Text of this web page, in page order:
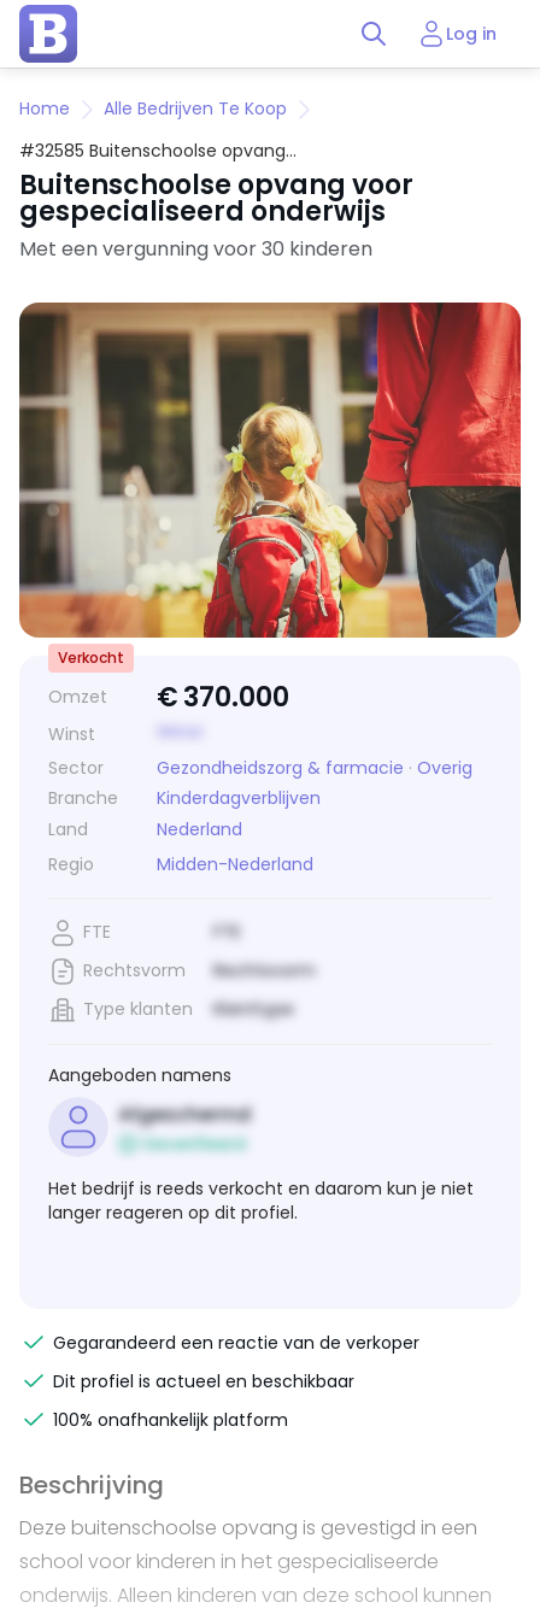
Log in
Home
Alle Bedrijven Te Koop
#32585 Buitenschoolse opvang
voor gespecialiseerd onderwijs
Buitenschoolse opvang voor
gespecialiseerd onderwijs
Met een vergunning voor 30 kinderen
Omzet €370.000
Winst
Sector
Gezondheidszorg & farmacie · Overig
Branche
Kinderdagverblijven
Land
Nederland
Regio
Midden-Nederland
Verkocht
FTE
FTE
Rechtsvorm
Rechtsvorm
Type klanten
Klanttype
Aangeboden namens
Afgeschermd
Geverifieerd
Het bedrijf is reeds verkocht en daarom kun je niet
langer reageren op dit profiel.
Gegarandeerd een reactie van de verkoper
Dit profiel is actueel en beschikbaar
100% onafhankelijk platform
Beschrijving
Deze buitenschoolse opvang is gevestigd in een
school voor kinderen in het gespecialiseerde
onderwijs. Alleen kinderen van deze school kunnen